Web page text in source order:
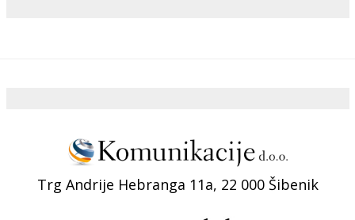
Trg Andrije Hebranga 11a, 22 000 Šibenik